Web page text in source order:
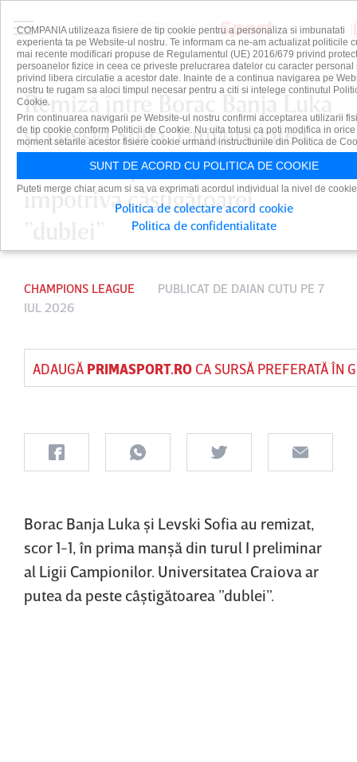
Remiză între Borac Banja Luka
şi Levski Sofia. Universitatea
Craiova ar putea juca
împotriva câştigătoarei
CHAMPIONS LEAGUE PUBLICAT DE DAIAN CUTU PE 7
IUL 2026
ADAUGĂ PRIMASPORT.ROCA SURSĂ PREFERATĂ ÎN
Borac Banja Luka şi Levski Sofia au remizat,
scor 1-1, în prima manşă din turul I preliminar
al Ligii Campionilor. Universitatea Craiova ar
putea da peste câştigătoarea ”dublei”.
COMPANIA utilizeaza fisiere de tip cookie pentru a personaliza si imbunatati
experienta ta pe Website-ul nostru. Te informam ca ne-am actualizat politicile
mai recente modificari propuse de Regulamentul (UE) 2016/679 privind
persoanelor fizice in ceea ce priveste prelucrarea datelor cu caracter personal
privind libera circulatie a acestor date. Inainte de a continua navigarea pe
nostru te rugam sa aloci timpul necesar pentru a citi si intelege continutul
Cookie.
Prin continuarea navigarii pe Website-ul nostru confirmi acceptarea utilizarii
de tip cookie conform Politicii de Cookie. Nu uita totusi ca poti modifica in orice
moment setarile acestor fisiere cookie urmand instructiunile din Politica de
SUNT DE ACORD CU POLITICA DE COOKIE
Puteti merge chiar acum si sa va exprimati acordul individual la nivel de
Politica de colectare acord cookie
Politica de confidentialitate